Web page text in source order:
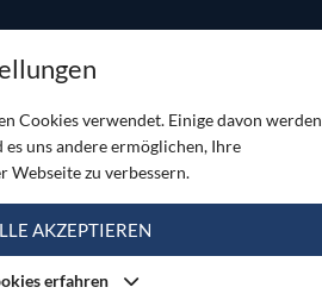
Cookies verwendet. Einige davon werden
uns andere ermöglichen, Ihre
Webseite zu verbessern.
AKZEPTIEREN
erfahren